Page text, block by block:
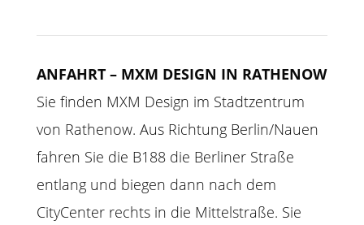
ANFAHRT – MXM DESIGN IN RATHENOW
Sie finden MXM Design im Stadtzentrum
von Rathenow. Aus Richtung Berlin/Nauen
fahren Sie die B188 die Berliner Straße
entlang und biegen dann nach dem
CityCenter rechts in die Mittelstraße. Sie